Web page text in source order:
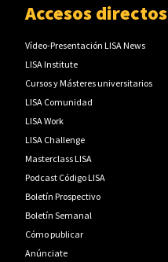
Accesos directos
Vídeo-Presentación LISA News
LISA Institute
Cursos y Másteres universitarios
LISA Comunidad
LISA Work
LISA Challenge
Masterclass LISA
Podcast Código LISA
Boletín Prospectivo
Boletín Semanal
Cómo publicar
Anúnciate